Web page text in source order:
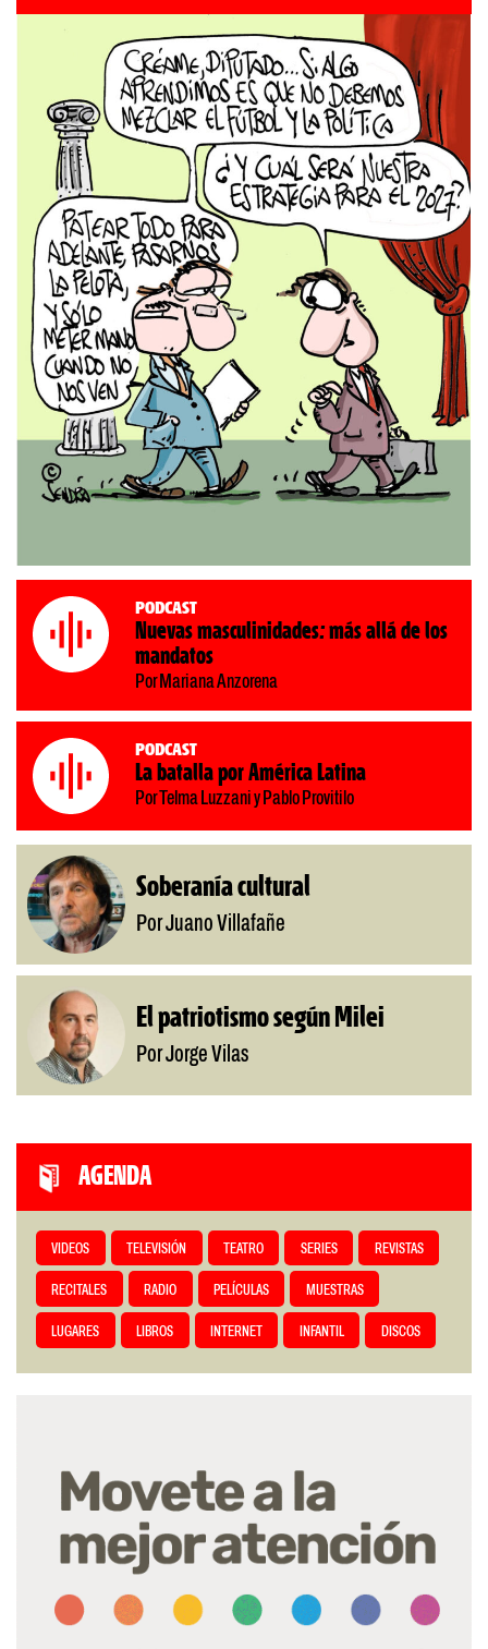
Podcast
Nuevas masculinidades: más allá de los
mandatos
Por Mariana Anzorena
Podcast
La batalla por América Latina
Por Telma Luzzani y Pablo Provitilo
Soberanía cultural
Por Juano Villafañe
El patriotismo según Milei
Por Jorge Vilas
AGENDA
VIDEOS TELEVISIÓN TEATRO SERIES REVISTAS
RECITALES RADIO PELÍCULAS MUESTRAS
LUGARES LIBROS INTERNET INFANTIL DISCOS